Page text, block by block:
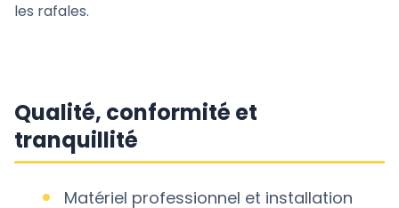
les rafales.
Qualité, conformité et
tranquillité
Matériel professionnel et installation